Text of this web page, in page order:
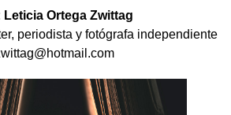
Leticia Ortega Zwittag
periodista y fotógrafa independiente